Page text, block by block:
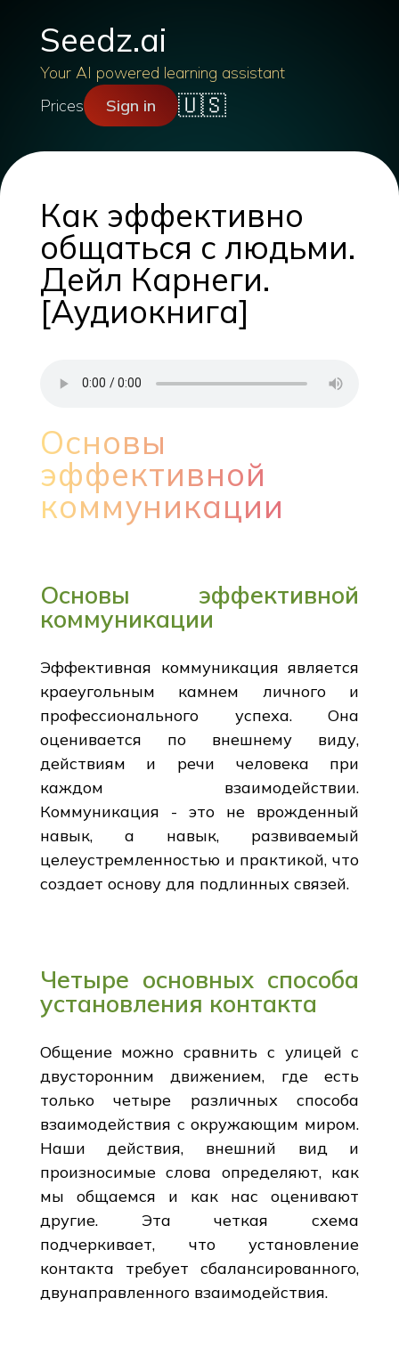
Seedz.ai
Your AI powered learning assistant
Prices
Sign in 🇺🇸
Как эффективно
общаться с людьми.
Дейл Карнеги.
[Аудиокнига]
Основы
эффективной
коммуникации
Основы эффективной
коммуникации
Эффективная коммуникация является
краеугольным камнем личного и
профессионального успеха. Она
оценивается по внешнему виду,
действиям и речи человека при
каждом взаимодействии.
Коммуникация - это не врожденный
навык, а навык, развиваемый
целеустремленностью и практикой, что
создает основу для подлинных связей.
Четыре основных способа
установления контакта
Общение можно сравнить с улицей с
двусторонним движением, где есть
только четыре различных способа
взаимодействия с окружающим миром.
Наши действия, внешний вид и
произносимые слова определяют, как
мы общаемся и как нас оценивают
другие. Эта четкая схема
подчеркивает, что установление
контакта требует сбалансированного,
двунаправленного взаимодействия.